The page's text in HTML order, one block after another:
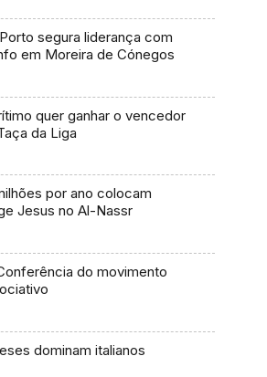
segura liderança com
em Moreira de Cónegos
quer ganhar o vencedor
da Liga
por ano colocam
Jesus no Al-Nassr
do movimento
dominam italianos